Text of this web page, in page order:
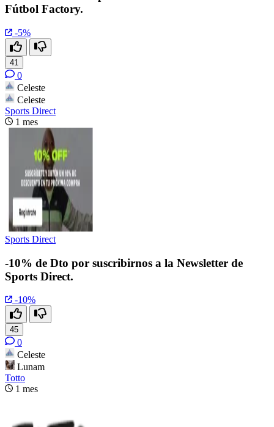
Fútbol Factory.
-5%
41
0
Celeste
Celeste
Sports Direct
1 mes
Sports Direct
-10% de Dto por suscribirnos a la Newsletter de
Sports Direct.
-10%
45
0
Celeste
Lunam
Totto
1 mes